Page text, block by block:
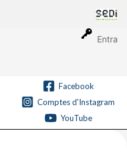
Entra
Facebook
Comptes d'Instagram
YouTube